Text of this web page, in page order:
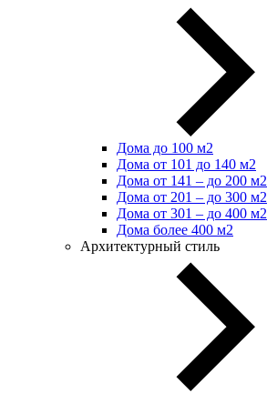
Дома до 100 м2
Дома от 101 до 140 м2
Дома от 141 – до 200 м2
Дома от 201 – до 300 м2
Дома от 301 – до 400 м2
Дома более 400 м2
Архитектурный стиль